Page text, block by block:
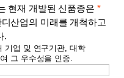
현재 개발된 신품종은 *
산업의 미래를 개척하고
.
기업 및 연구기관, 대학
그 우수성을 인증.